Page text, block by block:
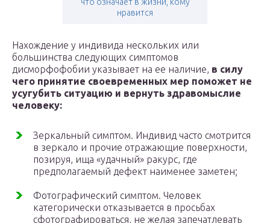
нравится
Нахождение у индивида нескольких или
большинства следующих симптомов
дисморфофобии указывает на ее наличие, в силу
чего принятие своевременных мер поможет не
усугубить ситуацию и вернуть здравомыслие
человеку:
Зеркальный симптом. Индивид часто смотрится
в зеркало и прочие отражающие поверхности,
позируя, ища «удачный» ракурс, где
предполагаемый дефект наименее заметен;
Фотографический симптом. Человек
категорически отказывается в просьбах
сфотографироваться, не желая запечатлевать